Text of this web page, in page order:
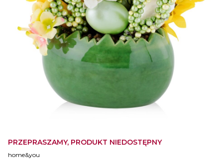
PRZEPRASZAMY, PRODUKT NIEDOSTĘPNY
home&you